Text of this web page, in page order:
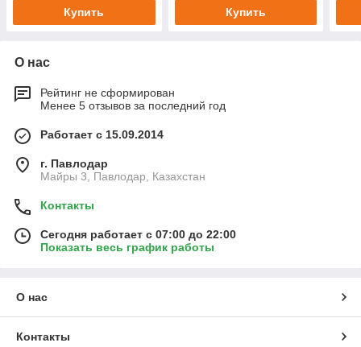
Купить Купить
О нас
Рейтинг не сформирован
Менее 5 отзывов за последний год
Работает с 15.09.2014
г. Павлодар
Майры 3, Павлодар, Казахстан
Контакты
Сегодня работает с 07:00 до 22:00
Показать весь график работы
О нас
Контакты